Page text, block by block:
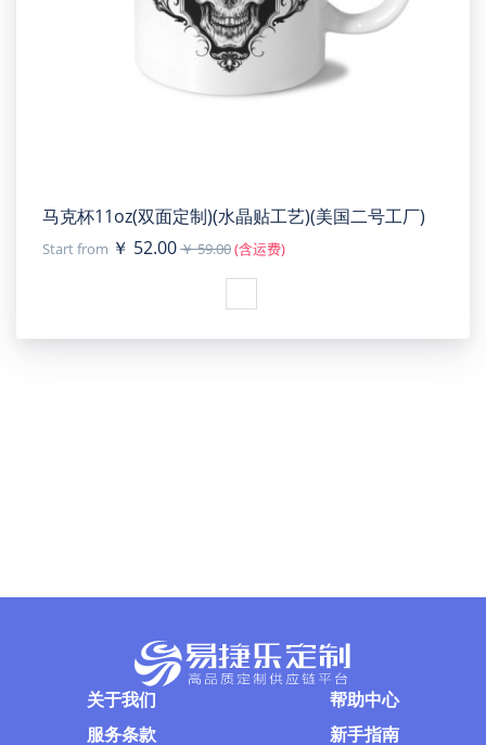
马克杯11oz(双面定制)(水晶贴工艺)(美国二号工厂)
Start from ￥ 52.00￥ 59.00(含运费)
关于我们
服务条款
帮助中心
新手指南